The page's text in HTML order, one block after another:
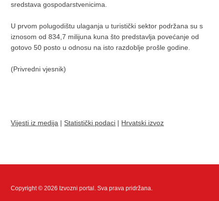
sredstava gospodarstvenicima.
U prvom polugodištu ulaganja u turistički sektor podržana su s
iznosom od 834,7 milijuna kuna što predstavlja povećanje od
gotovo 50 posto u odnosu na isto razdoblje prošle godine.
(Privredni vjesnik)
Vijesti iz medija | Statistički podaci | Hrvatski izvoz
Copyright © 2026 Izvozni portal. Sva prava pridržana.